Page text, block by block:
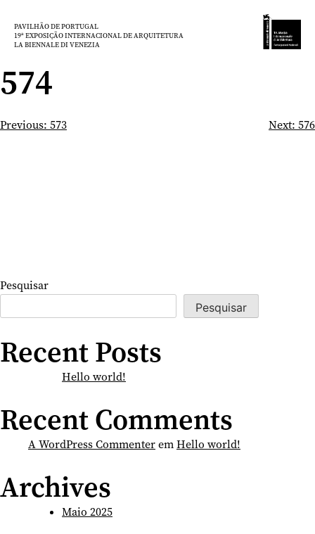
paraPAVILHÃO DE PORTUGAL
19ª EXPOSIÇÃO INTERNACIONAL DE ARQUITETURA
LA BIENNALE DI VENEZIA
574
Navegação
Previous: 573 Next: 576
Pesquisar
Pesquisar
Recent Posts
Hello world!
Recent Comments
A WordPress CommenteremHello world!
Archives
Maio 2025